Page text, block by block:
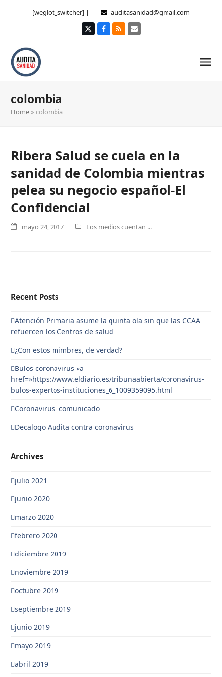
[weglot_switcher] | auditasanidad@gmail.com
TwitterFacebook
RSS Correo
colombia
Home »colombia
Ribera Salud se cuela en la
sanidad de Colombia mientras
pelea su negocio español-El
Confidencial
mayo 24, 2017 Los medios cuentan ...
Recent Posts
Atención Primaria asume la quinta ola sin que las CCAA
refuercen los Centros de salud
¿Con estos mimbres, de verdad?
Bulos coronavirus «a
href=»https://www.eldiario.es/tribunaabierta/coronavirus-
bulos-expertos-instituciones_6_1009359095.html
Coronavirus: comunicado
Decalogo Audita contra coronavirus
Archives
julio 2021
junio 2020
marzo 2020
febrero 2020
diciembre 2019
noviembre 2019
octubre 2019
septiembre 2019
junio 2019
mayo 2019
abril 2019